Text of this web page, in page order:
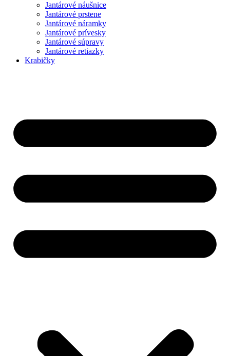
Jantárové náušnice
Jantárové prstene
Jantárové náramky
Jantárové prívesky
Jantárové súpravy
Jantárové retiazky
Krabičky